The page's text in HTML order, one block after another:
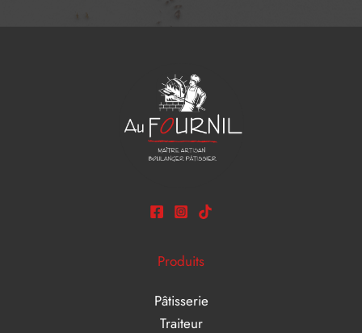
Produits
Pâtisserie
Traiteur